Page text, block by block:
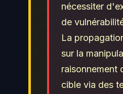
nécessiter
de
La
sur la
raisonnement
cible via des